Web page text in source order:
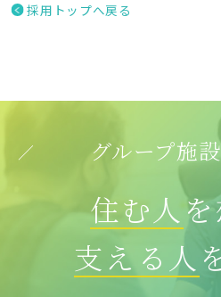
採用トップへ戻る
グループ施
住む人を
支える人